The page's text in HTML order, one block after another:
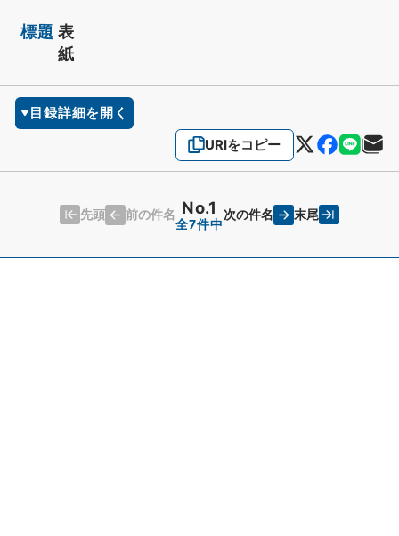
標題 表
紙
目録詳細を開く
URIをコピー
先頭 前の件名 No.1
全7件中
次の件名 末尾